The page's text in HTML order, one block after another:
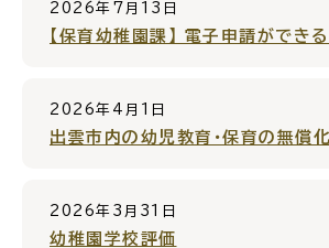
観光される方
移住・定住をお考えの方
For Foreigners
外国人の方へ
2026年7月13日
【保育幼稚園課】 電子申請ができ
2026年4月1日
出雲市内の幼児教育・保育の無償
2026年3月31日
幼稚園学校評価